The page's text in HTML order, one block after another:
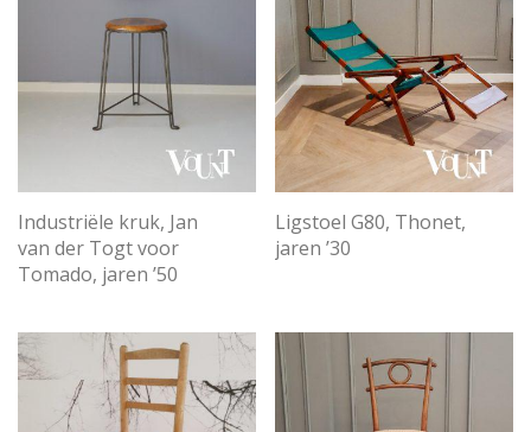
Industriële kruk, Jan
van der Togt voor
Tomado, jaren ’50
Ligstoel G80, Thonet,
jaren ’30